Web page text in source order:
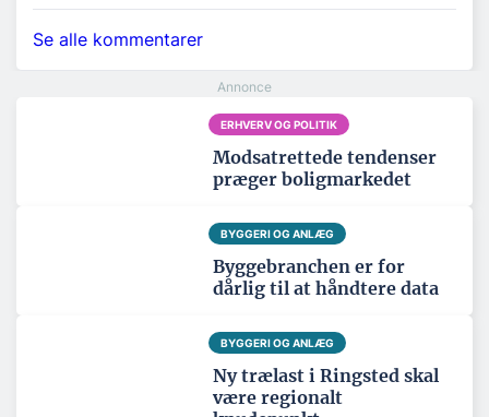
Se alle kommentarer
ERHVERV OG POLITIK
Modsatrettede tendenser
præger boligmarkedet
BYGGERI OG ANLÆG
Byggebranchen er for
dårlig til at håndtere data
BYGGERI OG ANLÆG
Ny trælast i Ringsted skal
være regionalt